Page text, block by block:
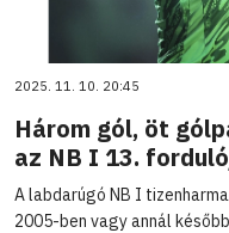
2025. 11. 10. 20:45
Három gól, öt
az NB I 13.
A labdarúgó NB I
2005-ben vagy annál